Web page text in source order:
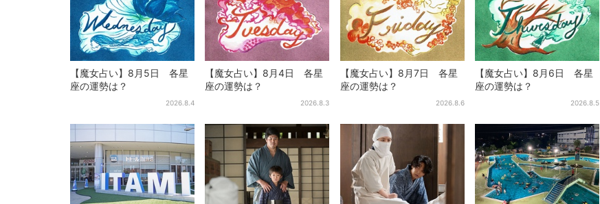
【魔女占い】8月5日 各星
座の運勢は？
2026.8.4
【魔女占い】8月4日 各星
座の運勢は？
2026.8.3
【魔女占い】8月7日 各星
座の運勢は？
2026.8.6
【魔女占い】8月6日 各星
座の運勢は？
2026.8.5